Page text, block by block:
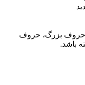
حروف بزرگ، حروف